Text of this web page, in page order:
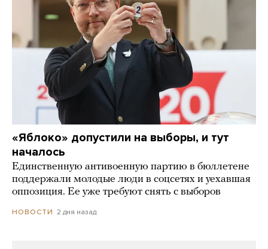
«Яблоко» допустили на выборы, и тут
началось
Единственную антивоенную партию в бюллетене
поддержали молодые люди в соцсетях и уехавшая
оппозиция. Ее уже требуют снять с выборов
НОВОСТИ 2 дня назад